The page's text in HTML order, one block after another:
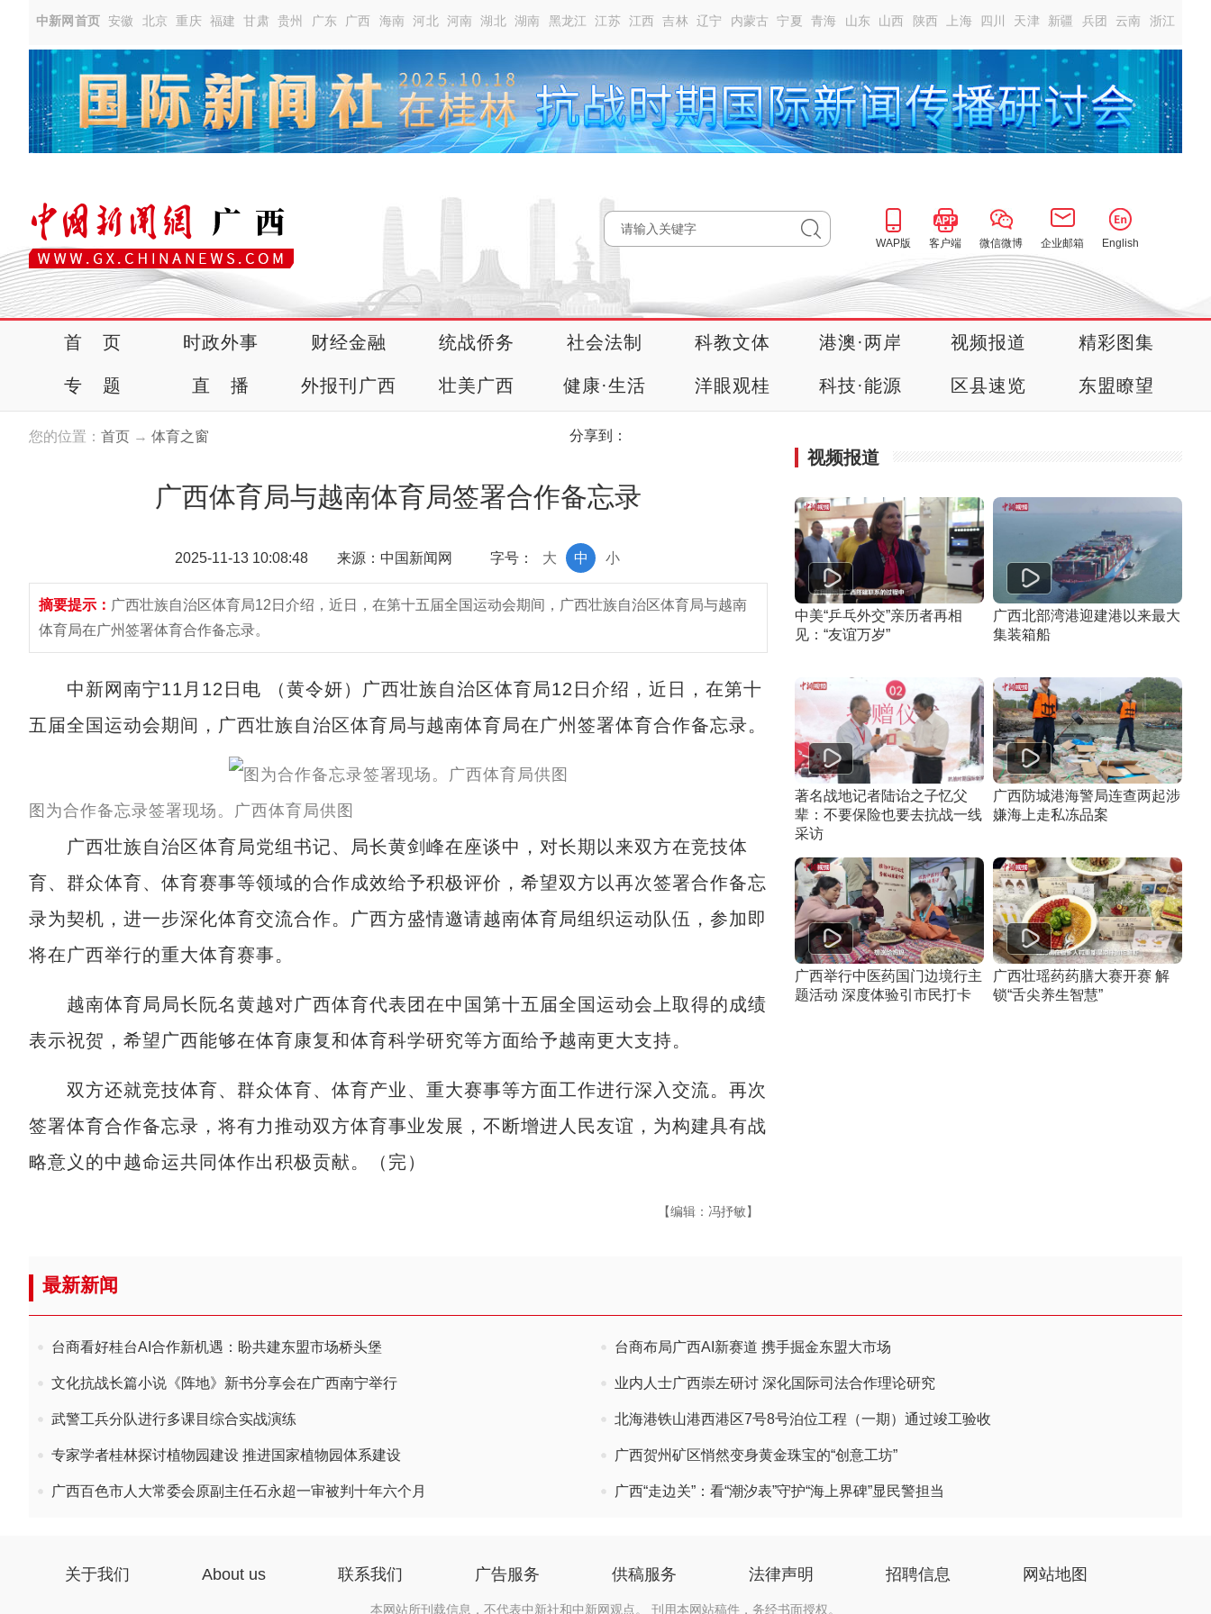
中新网首页 安徽 北京 重庆 福建 甘肃 贵州 广东 广西 海南 河北 河南 湖北 湖南 黑龙江 江苏 江西 吉林 辽宁 内蒙古 宁夏 青海 山东 山西 陕西 上海 四川 天津 新疆 兵团 云南 浙江
WAP版 客户端 微信微博 企业邮箱 English
首 页 时政外事 财经金融 统战侨务 社会法制 科教文体 港澳·两岸 视频报道 精彩图集
专 题 直 播 外报刊广西 壮美广西 健康·生活 洋眼观桂 科技·能源 区县速览 东盟瞭望
您的位置： 首页 → 体育之窗 分享到：
广西体育局与越南体育局签署合作备忘录
2025-11-13 10:08:48 来源：中国新闻网 字号： 小
中
大
摘要提示： 广西壮族自治区体育局12日介绍，近日，在第十五届全国运动会期间，广西壮族自治区体育局与越南
体育局在广州签署体育合作备忘录。
中新网南宁11月12日电 （黄令妍）广西壮族自治区体育局12日介绍，近日，在第十
五届全国运动会期间，广西壮族自治区体育局与越南体育局在广州签署体育合作备忘录。
图为合作备忘录签署现场。广西体育局供图
广西壮族自治区体育局党组书记、局长黄剑峰在座谈中，对长期以来双方在竞技体
育、群众体育、体育赛事等领域的合作成效给予积极评价，希望双方以再次签署合作备忘
录为契机，进一步深化体育交流合作。广西方盛情邀请越南体育局组织运动队伍，参加即
将在广西举行的重大体育赛事。
越南体育局局长阮名黄越对广西体育代表团在中国第十五届全国运动会上取得的成绩
表示祝贺，希望广西能够在体育康复和体育科学研究等方面给予越南更大支持。
双方还就竞技体育、群众体育、体育产业、重大赛事等方面工作进行深入交流。再次
签署体育合作备忘录，将有力推动双方体育事业发展，不断增进人民友谊，为构建具有战
略意义的中越命运共同体作出积极贡献。（完）
【编辑：冯抒敏】
视频报道
中美“乒乓外交”亲历者再相
见：“友谊万岁”
广西北部湾港迎建港以来最大
集装箱船
著名战地记者陆诒之子忆父
辈：不要保险也要去抗战一线
采访
广西防城港海警局连查两起涉
嫌海上走私冻品案
广西举行中医药国门边境行主
题活动 深度体验引市民打卡
广西壮瑶药药膳大赛开赛 解
锁“舌尖养生智慧”
最新新闻
台商看好桂台AI合作新机遇：盼共建东盟市场桥头堡 台商布局广西AI新赛道 携手掘金东盟大市场
文化抗战长篇小说《阵地》新书分享会在广西南宁举行 业内人士广西崇左研讨 深化国际司法合作理论研究
武警工兵分队进行多课目综合实战演练 北海港铁山港西港区7号8号泊位工程（一期）通过竣工验收
专家学者桂林探讨植物园建设 推进国家植物园体系建设 广西贺州矿区悄然变身黄金珠宝的“创意工坊”
广西百色市人大常委会原副主任石永超一审被判十年六个月 广西“走边关”：看“潮汐表”守护“海上界碑”显民警担当
关于我们 About us 联系我们 广告服务 供稿服务 法律声明 招聘信息 网站地图
本网站所刊载信息，不代表中新社和中新网观点。 刊用本网站稿件，务经书面授权。